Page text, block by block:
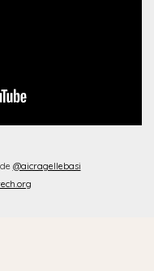
@aicragellebasi